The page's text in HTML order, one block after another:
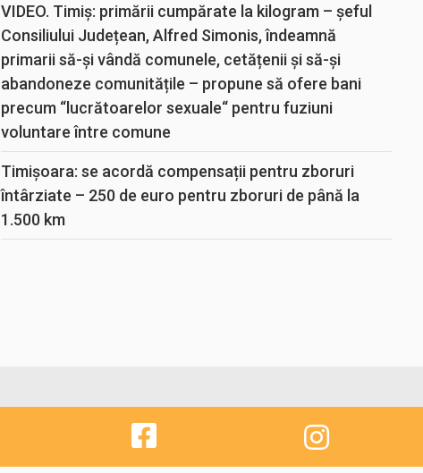
VIDEO. Timiș: primării cumpărate la kilogram – șeful
Consiliului Județean, Alfred Simonis, îndeamnă
primarii să-și vândă comunele, cetățenii și să-și
abandoneze comunitățile – propune să ofere bani
precum “lucrătoarelor sexuale“ pentru fuziuni
voluntare între comune
Timișoara: se acordă compensații pentru zboruri
întârziate – 250 de euro pentru zboruri de până la
1.500 km